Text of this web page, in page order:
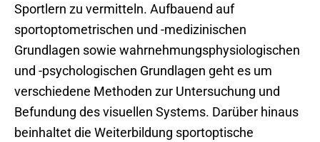
Sportlern zu vermitteln. Aufbauend auf
sportoptometrischen und -medizinischen
Grundlagen sowie wahrnehmungsphysiologischen
und -psychologischen Grundlagen geht es um
verschiedene Methoden zur Untersuchung und
Befundung des visuellen Systems. Darüber hinaus
beinhaltet die Weiterbildung sportoptische